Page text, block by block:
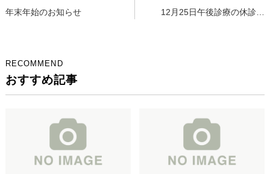
年末年始のお知らせ
12月25日午後診療の休診の
RECOMMEND
おすすめ記事